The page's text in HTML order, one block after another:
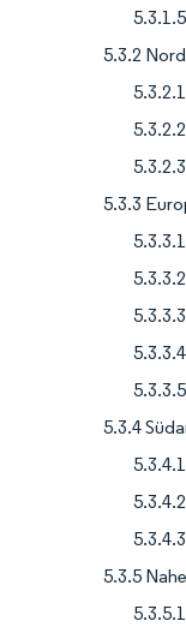
5.3.2
5.3.3
5.3.4
5.3.5